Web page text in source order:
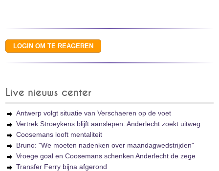
Live nieuws center
Antwerp volgt situatie van Verschaeren op de voet
Vertrek Stroeykens blijft aanslepen: Anderlecht zoekt uitweg
Coosemans looft mentaliteit
Bruno: "We moeten nadenken over maandagwedstrijden"
Vroege goal en Coosemans schenken Anderlecht de zege
Transfer Ferry bijna afgerond